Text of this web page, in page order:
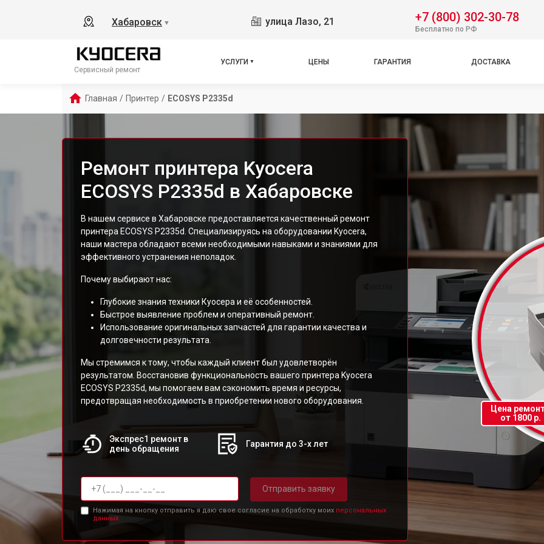
Хабаровск ▼ улица Лазо, 21 +7 (800) 302-30-78
Бесплатно по РФ
Сервисный ремонт
УСЛУГИ ЦЕНЫ ГАРАНТИЯ ДОСТАВКА
Главная / Принтер / ECOSYS P2335d
Ремонт принтера Kyocera
ECOSYS P2335d в Хабаровске
В нашем сервисе в Хабаровске предоставляется качественный ремонт
принтера ECOSYS P2335d. Специализируясь на оборудовании Kyocera,
наши мастера обладают всеми необходимыми навыками и знаниями для
эффективного устранения неполадок.
Почему выбирают нас:
Глубокие знания техники Куосера и её особенностей.
Быстрое выявление проблем и оперативный ремонт.
Использование оригинальных запчастей для гарантии качества и
долговечности результата.
Мы стремимся к тому, чтобы каждый клиент был удовлетворён
результатом. Восстановив функциональность вашего принтера Kyocera
ECOSYS P2335d, мы помогаем вам сэкономить время и ресурсы,
предотвращая необходимость в приобретении нового оборудования.
Экспрес1 ремонт в
день обращения
Гарантия до 3-х лет
Отправить заявку
Нажимая на кнопку отправить я даю свое согласие на обработку моих персональных
данных.
Цена
от 1800 р.